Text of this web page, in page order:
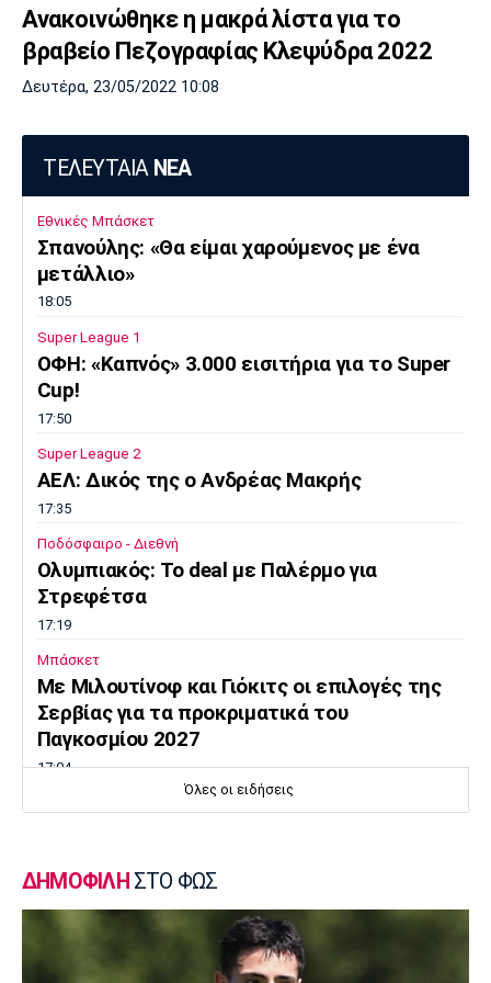
Πόρτο Μπενφίκα
Ανακοινώθηκε η μακρά λίστα για το
βραβείο Πεζογραφίας Κλεψύδρα 2022
Δευτέρα, 23/05/2022 10:08
ΤΕΛΕΥΤΑΙΑ ΝΕΑ
Εθνικές Μπάσκετ
Σπανούλης: «Θα είμαι χαρούμενος με ένα
μετάλλιο»
18:05
Super League 1
ΟΦΗ: «Καπνός» 3.000 εισιτήρια για το Super
Cup!
17:50
Super League 2
AEΛ: Δικός της ο Ανδρέας Μακρής
17:35
Ποδόσφαιρο - Διεθνή
Ολυμπιακός: Το deal με Παλέρμο για
Στρεφέτσα
17:19
Μπάσκετ
Mε Μιλουτίνοφ και Γιόκιτς οι επιλογές της
Σερβίας για τα προκριματικά του
Παγκοσμίου 2027
17:04
Super League 1
Λιβάι Γκαρσία: «Θα ζήσουμε σπουδαίες
Όλες οι ειδήσεις
ΔΗΜΟΦΙΛΗ ΣΤΟ ΦΩΣ